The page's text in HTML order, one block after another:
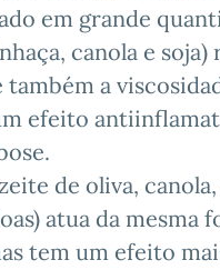
em grande
canola e soja)
a
efeito
de oliva,
atua da mesma
tem um efeito